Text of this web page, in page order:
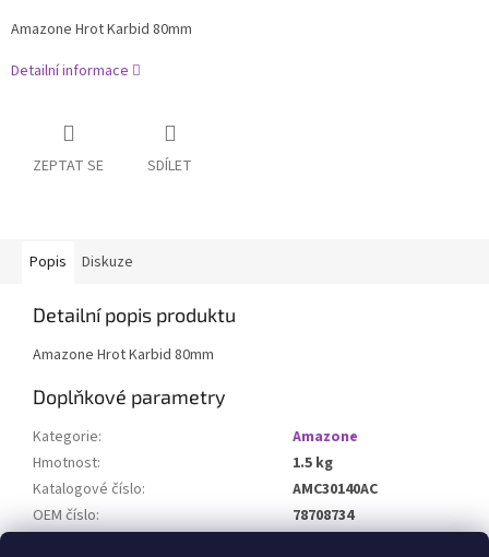
Amazone Hrot Karbid 80mm
Detailní informace
ZEPTAT SE SDÍLET
Popis Diskuze
Detailní popis produktu
Amazone Hrot Karbid 80mm
Doplňkové parametry
Kategorie:
Amazone
Hmotnost:
1.5 kg
Katalogové číslo:
AMC30140AC
OEM číslo:
78708734